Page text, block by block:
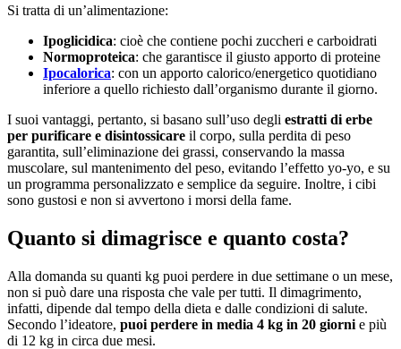
Si tratta di un’alimentazione:
Ipoglicidica: cioè che contiene pochi zuccheri e carboidrati
Normoproteica: che garantisce il giusto apporto di proteine
Ipocalorica: con un apporto calorico/energetico quotidiano
inferiore a quello richiesto dall’organismo durante il giorno.
I suoi vantaggi, pertanto, si basano sull’uso degli estratti di erbe
per purificare e disintossicare il corpo, sulla perdita di peso
garantita, sull’eliminazione dei grassi, conservando la massa
muscolare, sul mantenimento del peso, evitando l’effetto yo-yo, e su
un programma personalizzato e semplice da seguire. Inoltre, i cibi
sono gustosi e non si avvertono i morsi della fame.
Quanto si dimagrisce e quanto costa?
Alla domanda su quanti kg puoi perdere in due settimane o un mese,
non si può dare una risposta che vale per tutti. Il dimagrimento,
infatti, dipende dal tempo della dieta e dalle condizioni di salute.
Secondo l’ideatore, puoi perdere in media 4 kg in 20 giorni e più
di 12 kg in circa due mesi.